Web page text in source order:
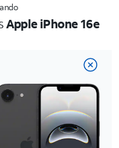
Apple iPhone 16e